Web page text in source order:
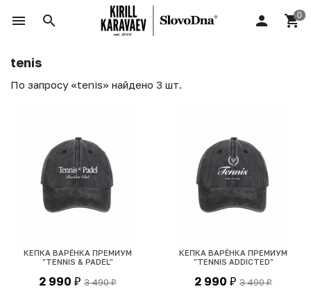
tenis
По запросу «tenis» найдено 3 шт.
КЕПКА ВАРЁНКА ПРЕМИУМ
"TENNIS & PADEL"
2 990 ₽ 3 490₽
КЕПКА ВАРЁНКА ПРЕМИУМ
"TENNIS ADDICTED"
2 990 ₽ 3 490₽